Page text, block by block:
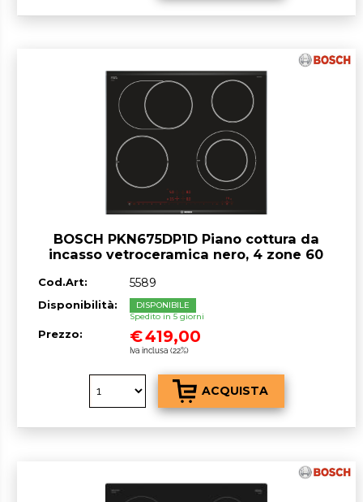
BOSCH PKN675DP1D Piano cottura da
incasso vetroceramica nero, 4 zone 60
Cod.Art: 5589
Disponibilità:
DISPONIBILE
Spedito in 5 giorni
Prezzo: €419,00
Iva inclusa (22%)